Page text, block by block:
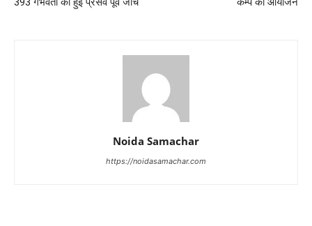
Noida Samachar
https://noidasamachar.com